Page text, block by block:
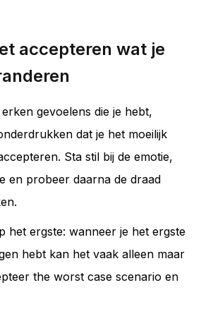
accepteren wat je
gevoelens die je hebt,
dat je het moeilijk
Sta stil bij de emotie,
en probeer daarna de draad
het ergste: wanneer je het ergste
hebt kan het vaak alleen maar
the worst case scenario en